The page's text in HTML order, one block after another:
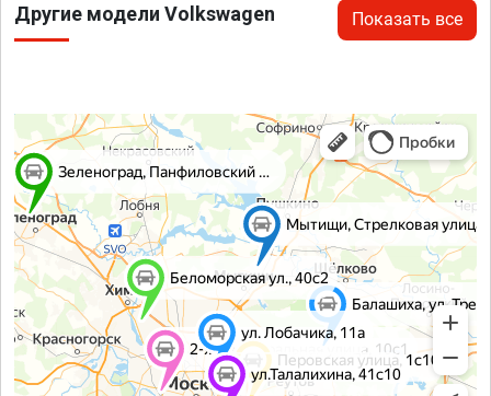
Другие модели Volkswagen Показать все